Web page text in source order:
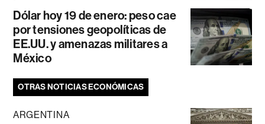
Dólar hoy 19 de enero: peso cae
por tensiones geopolíticas de
EE.UU. y amenazas militares a
México
OTRAS NOTICIAS ECONÓMICAS
ARGENTINA